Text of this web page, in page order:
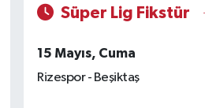
Süper Lig Fikstür
15 Mayıs, Cuma
Rizespor - Beşiktaş